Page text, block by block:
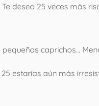
deseo 25 veces más
caprichos…
estarías aún más